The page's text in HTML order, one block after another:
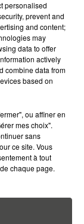
FORÊT : LES
BIENTÔT
LES
RAYONS...
COÛTE 25 %
CINQ ANS,
QUI
RAPPORT...
personalised
prevent and
and content;
may
data to offer
actively
combine data from
based on
ou affiner en
mes choix".
sans
ce site. Vous
à tout
chaque page.